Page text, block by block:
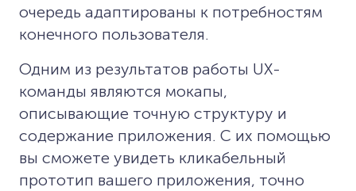
очередь адаптированы к потребностям
конечного пользователя.
Одним из результатов работы UX-
команды являются мокапы,
описывающие точную структуру и
содержание приложения. С их помощью
вы сможете увидеть кликабельный
прототип вашего приложения, точно